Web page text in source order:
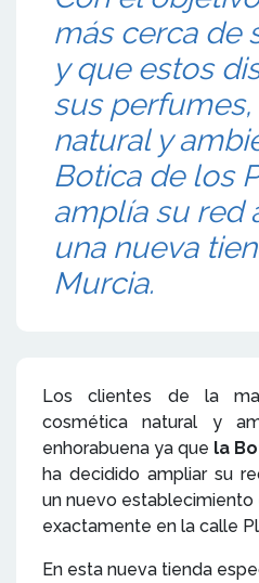
más cerca de
y que estos
sus
natural y
Botica de los
amplía su red
una nueva
Murcia.
Los clientes de la
cosmética natural y
enhorabuena ya que la
ha decidido ampliar su
un nuevo establecimiento
exactamente en la calle
En esta nueva tienda